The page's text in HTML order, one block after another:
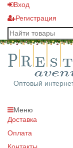
Вход
Регистрация
Оптовый
Меню
Доставка
Оплата